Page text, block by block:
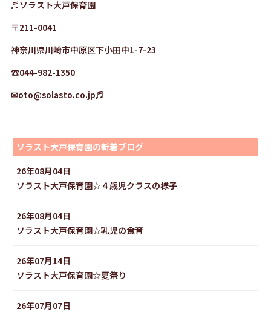
♬ソラスト大戸保育園
〒211-0041
神奈川県川崎市中原区下小田中1-7-23
☎044-982-1350
✉oto@solasto.co.jp♬
ソラスト大戸保育園の新着ブログ
26年08月04日
ソラスト大戸保育園☆４歳児クラスの様子
26年08月04日
ソラスト大戸保育園☆乳児の食育
26年07月14日
ソラスト大戸保育園☆夏祭り
26年07月07日